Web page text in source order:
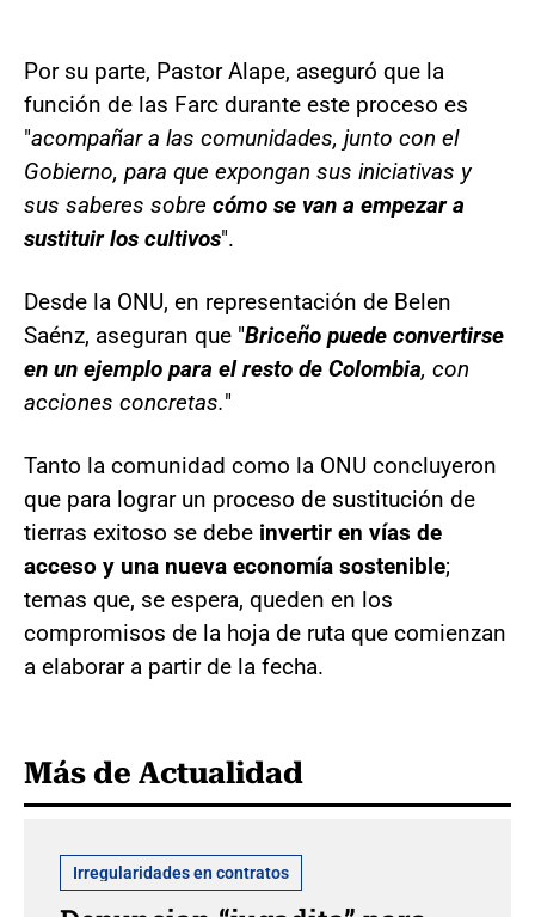
Por su parte, Pastor Alape, aseguró que la
función de las Farc durante este proceso es
"acompañar a las comunidades, junto con el
Gobierno, para que expongan sus iniciativas y
sus saberes sobre cómo se van a empezar a
sustituir los cultivos".
Desde la ONU, en representación de Belen
Saénz, aseguran que "Briceño puede convertirse
en un ejemplo para el resto de Colombia, con
acciones concretas."
Tanto la comunidad como la ONU concluyeron
que para lograr un proceso de sustitución de
tierras exitoso se debe invertir en vías de
acceso y una nueva economía sostenible;
temas que, se espera, queden en los
compromisos de la hoja de ruta que comienzan
a elaborar a partir de la fecha.
Más de Actualidad
Irregularidades en contratos